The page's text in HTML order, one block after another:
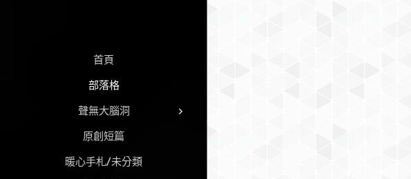
首頁
部落格
聲無大腦洞
原創短篇
暖心手札/未分類